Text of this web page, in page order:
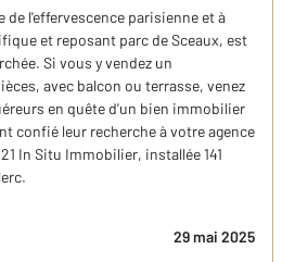
de l'effervescence parisienne et à
et reposant parc de Sceaux, est
Si vous y vendez un
avec balcon ou terrasse, venez
en quête d'un bien immobilier
confié leur recherche à votre agence
In Situ Immobilier, installée 141
29 mai 2025